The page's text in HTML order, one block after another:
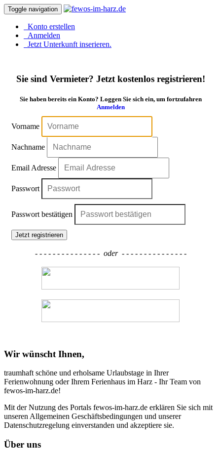
Toggle navigation
Konto erstellen
Anmelden
Jetzt Unterkunft inserieren.
Sie sind Vermieter? Jetzt kostenlos registrieren!
Sie haben bereits ein Konto? Loggen Sie sich ein, um fortzufahren
Anmelden
Vorname
Nachname
Email Adresse
Passwort
Passwort bestätigen
Jetzt registrieren
- - - - - - - - - - - - - - - oder- - - - - - - - - - - - - - -
Wir wünscht Ihnen,
traumhaft schöne und erholsame Urlaubstage in Ihrer
Ferienwohnung oder Ihrem Ferienhaus im Harz - Ihr Team von
fewos-im-harz.de!
Mit der Nutzung des Portals fewos-im-harz.de erklären Sie sich mit
unseren Allgemeinen Geschäftsbedingungen und unserer
Datenschutzregelung einverstanden und akzeptiere sie.
Über uns